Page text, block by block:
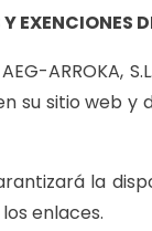
EXENCIONES
AEG-
su sitio web
la
enlaces.